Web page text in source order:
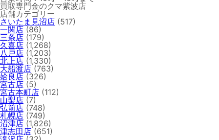
買取専門金のクマ紫波店
店舗カテゴリー
さいたま見沼店 (517)
一関店 (86)
三条店 (179)
久喜店 (1,268)
八戸店 (1,203)
北上店 (1,330)
大船渡店 (763)
姶良店 (326)
宮古店 (5)
宮古本町店 (112)
山梨店 (7)
弘前店 (748)
札幌店 (749)
沼津店 (1,826)
津志田店 (651)